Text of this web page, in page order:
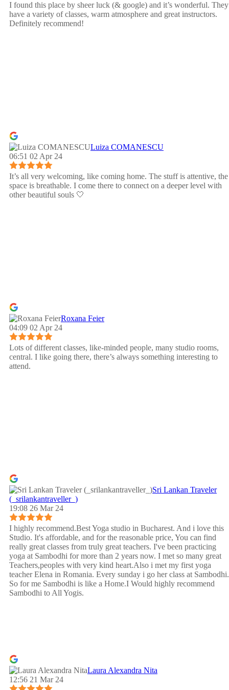
I found this place by sheer luck (& google) and it’s wonderful. They
have a variety of classes, warm atmosphere and great instructors.
Definitely recommend!
Luiza COMANESCU
06:51 02 Apr 24
It’s all very welcoming, like coming home. The stuff is attentive, the
space is breathable. I come there to connect on a deeper level with
other beautiful souls 🤍
Roxana Feier
04:09 02 Apr 24
Lots of different classes, like-minded people, many studio rooms,
central. I like going there, there’s always something interesting to
attend.
Sri Lankan Traveler
(_srilankantraveller_)
19:08 26 Mar 24
I highly recommend.Best Yoga studio in Bucharest. And i love this
Studio. It's affordable, and for the reasonable price, You can find
really great classes from truly great teachers. I've been practicing
yoga at Sambodhi for more than 2 years now. I met so many great
Teachers,peoples with very kind heart.Also i met my first yoga
teacher Elena in Romania. Every sunday i go her class at Sambodhi.
So for me Sambodhi is like a Home.I Would highly recommend
Sambodhi to All Yogis.
Laura Alexandra Nita
12:56 21 Mar 24